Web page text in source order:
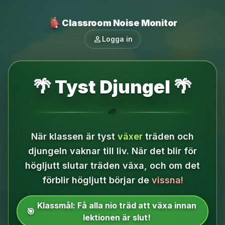
Classroom Noise Monitor
person Logga in
🌴 Tyst Djungel 🌴
🌱
När klassen är tyst växer träden och
djungeln vaknar till liv. När det blir för
högljutt slutar träden växa, och om det
förblir högljutt börjar de vissna!
🎯
Klassmål: Få alla nio träd att växa innan
lektionen är slut!